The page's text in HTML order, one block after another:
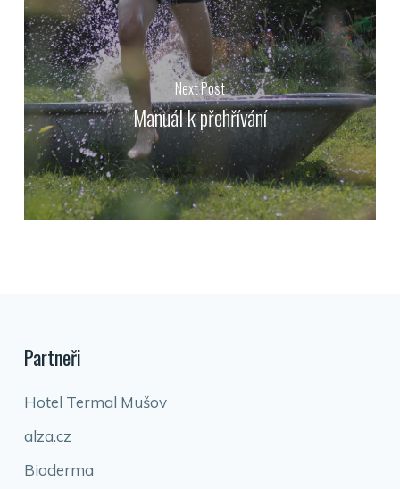
Next Post
Manuál k přehřívání
Partneři
Hotel Termal Mušov
alza.cz
Bioderma